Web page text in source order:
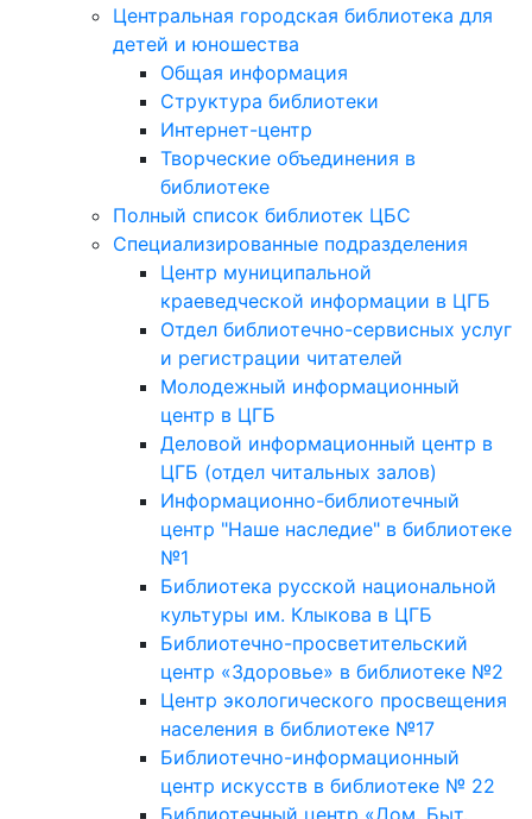
Центральная городская библиотека для
детей и юношества
Общая информация
Структура библиотеки
Интернет-центр
Творческие объединения в
библиотеке
Полный список библиотек ЦБС
Специализированные подразделения
Центр муниципальной
краеведческой информации в ЦГБ
Отдел библиотечно-сервисных услуг
и регистрации читателей
Молодежный информационный
центр в ЦГБ
Деловой информационный центр в
ЦГБ (отдел читальных залов)
Информационно-библиотечный
центр "Наше наследие" в библиотеке
№1
Библиотека русской национальной
культуры им. Клыкова в ЦГБ
Библиотечно-просветительский
центр «Здоровье» в библиотеке №2
Центр экологического просвещения
населения в библиотеке №17
Библиотечно-информационный
центр искусств в библиотеке № 22
Библиотечный центр «Дом. Быт.